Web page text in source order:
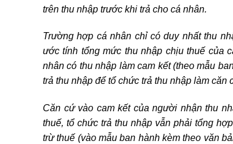
trên thu nhập trước khi trả cho cá nhân.
Trường hợp cá nhân chỉ có duy nhất thu
ước tính tổng mức thu nhập chịu thuế của
nhân có thu nhập làm cam kết (theo mẫu
trả thu nhập để tổ chức trả thu nhập làm
Căn cứ vào cam kết của người nhận thu
thuế, tổ chức trả thu nhập vẫn phảitổng hợp
trừ thuế (vào mẫu ban hành kèm theo văn